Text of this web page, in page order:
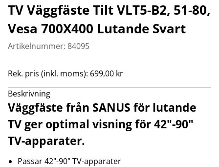
TV Väggfäste Tilt VLT5-B2, 51-80,
Vesa 700X400 Lutande Svart
Artikelnummer: 84095
Rek. pris (inkl. moms): 699,00 kr
Beskrivning
Väggfäste från SANUS för lutande
TV ger optimal visning för 42"-90"
TV-apparater.
Passar 42"-90" TV-apparater